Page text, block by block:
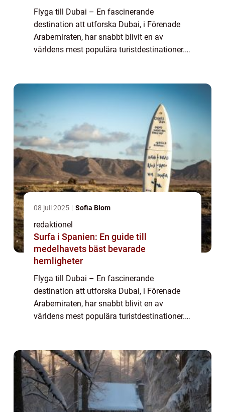
Flyga till Dubai – En fascinerande
destination att utforska Dubai, i Förenade
Arabemiraten, har snabbt blivit en av
världens mest populära turistdestinationer.
shoppingmöjligheter er...
08 juli 2025 Sofia Blom
redaktionel
Surfa i Spanien: En guide till
medelhavets bäst bevarade
hemligheter
Flyga till Dubai – En fascinerande
destination att utforska Dubai, i Förenade
Arabemiraten, har snabbt blivit en av
världens mest populära turistdestinationer.
shoppingmöjligheter er...